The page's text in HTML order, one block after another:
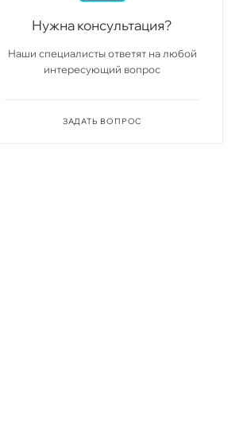
Нужна консультация?
Наши специалисты ответят на любой
интересующий вопрос
ЗАДАТЬ ВОПРОС